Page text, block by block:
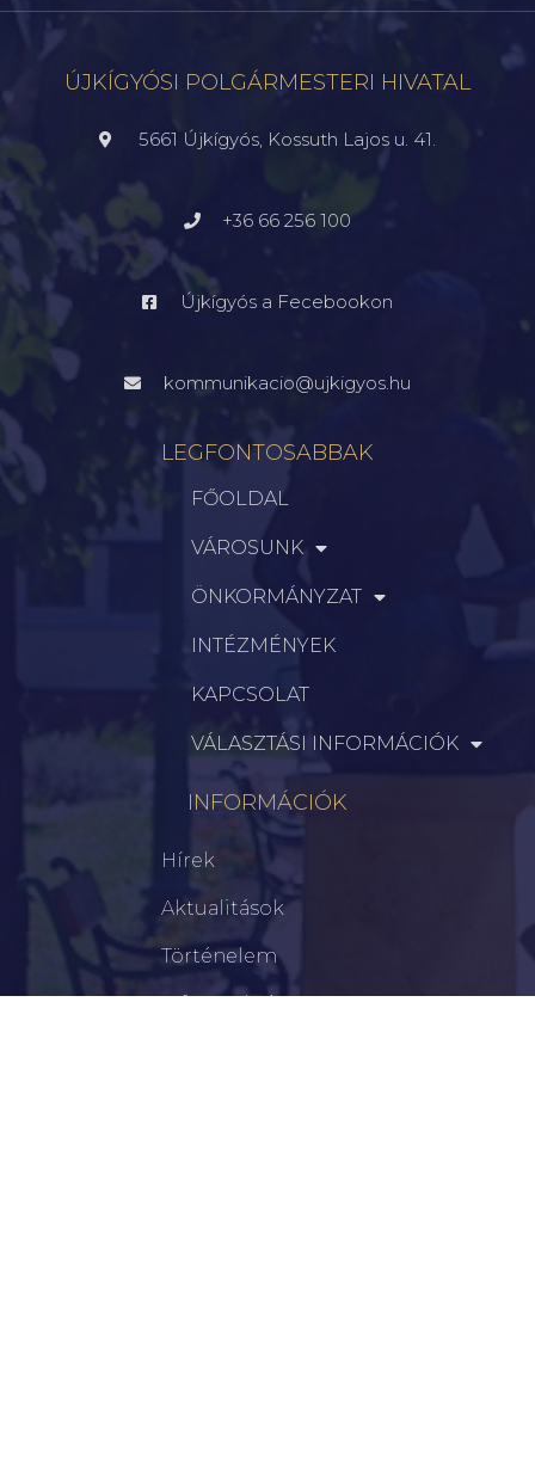
ÚJKÍGYÓSI POLGÁRMESTERI HIVATAL
5661 Újkígyós, Kossuth Lajos u. 41.
+36 66 256 100
Újkígyós a Fecebookon
kommunikacio@ujkigyos.hu
LEGFONTOSABBAK
FŐOLDAL
VÁROSUNK
ÖNKORMÁNYZAT
INTÉZMÉNYEK
KAPCSOLAT
VÁLASZTÁSI INFORMÁCIÓK
INFORMÁCIÓK
Hírek
Aktualitások
Történelem